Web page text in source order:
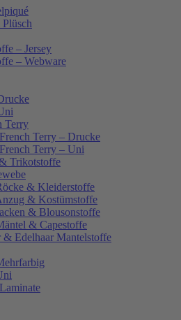
– Jersey
– Webware
Terry
Terry – Drucke
Terry – Uni
Trikotstoffe
& Kleiderstoffe
& Kostümstoffe
& Blousonstoffe
& Capestoffe
& Edelhaar Mantelstoffe